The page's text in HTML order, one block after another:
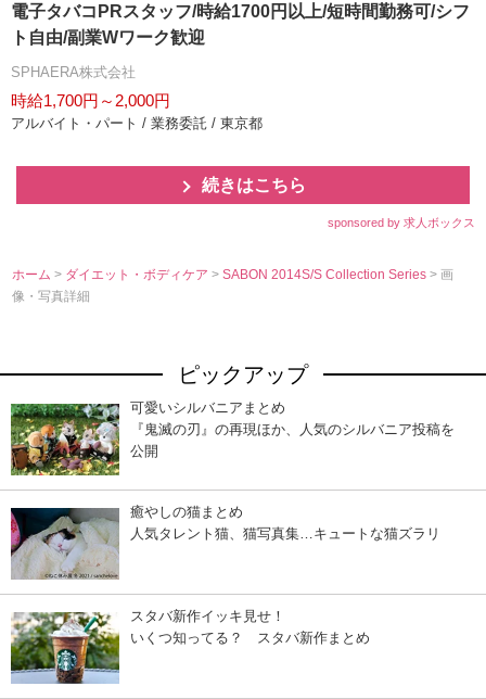
電子タバコPRスタッフ/時給1700円以上/短時間勤務可/シフ
ト自由/副業Wワーク歓迎
SPHAERA株式会社
時給1,700円～2,000円
アルバイト・パート / 業務委託 / 東京都
続きはこちら
sponsored by 求人ボックス
ホーム > ダイエット・ボディケア>SABON 2014S/S Collection Series> 画
像・写真詳細
ピックアップ
可愛いシルバニアまとめ
『鬼滅の刃』の再現ほか、人気のシルバニア投稿を
公開
癒やしの猫まとめ
人気タレント猫、猫写真集…キュートな猫ズラリ
スタバ新作イッキ見せ！
いくつ知ってる？ スタバ新作まとめ